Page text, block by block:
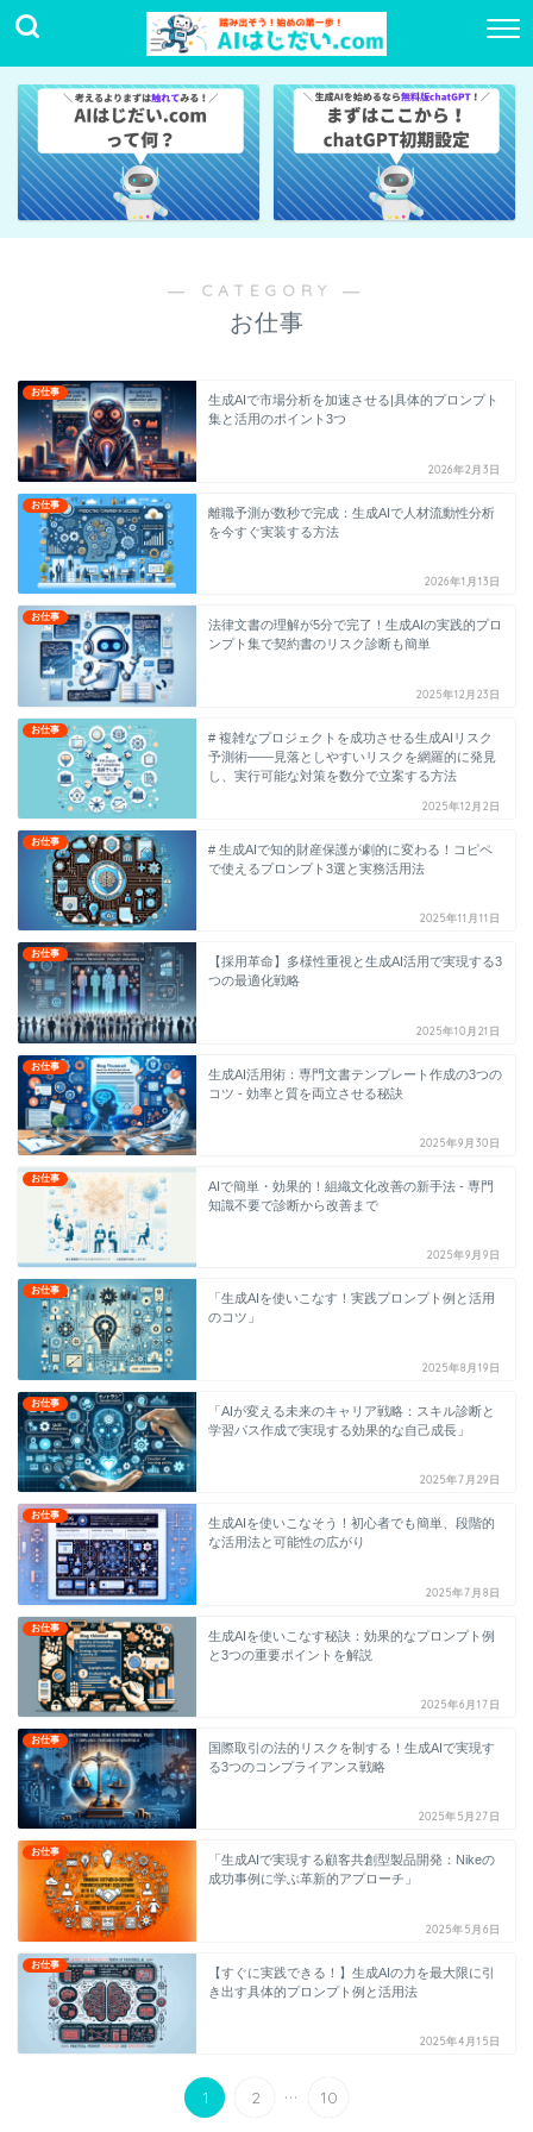
― CATEGORY ―
お仕事
お仕事
生成AIで市場分析を加速させる|具体的プロンプト
集と活用のポイント3つ
2026年2月3日
お仕事
離職予測が数秒で完成：生成AIで人材流動性分析
を今すぐ実装する方法
2026年1月13日
お仕事
法律文書の理解が5分で完了！生成AIの実践的プロ
ンプト集で契約書のリスク診断も簡単
2025年12月23日
お仕事
# 複雑なプロジェクトを成功させる生成AIリスク
予測術——見落としやすいリスクを網羅的に発見
し、実行可能な対策を数分で立案する方法
2025年12月2日
お仕事
# 生成AIで知的財産保護が劇的に変わる！コピペ
で使えるプロンプト3選と実務活用法
2025年11月11日
お仕事
【採用革命】多様性重視と生成AI活用で実現する3
つの最適化戦略
2025年10月21日
お仕事
生成AI活用術：専門文書テンプレート作成の3つの
コツ - 効率と質を両立させる秘訣
2025年9月30日
お仕事
AIで簡単・効果的！組織文化改善の新手法 - 専門
知識不要で診断から改善まで
2025年9月9日
お仕事
「生成AIを使いこなす！実践プロンプト例と活用
のコツ」
2025年8月19日
お仕事
「AIが変える未来のキャリア戦略：スキル診断と
学習パス作成で実現する効果的な自己成長」
2025年7月29日
お仕事
生成AIを使いこなそう！初心者でも簡単、段階的
な活用法と可能性の広がり
2025年7月8日
お仕事
生成AIを使いこなす秘訣：効果的なプロンプト例
と3つの重要ポイントを解説
2025年6月17日
お仕事
国際取引の法的リスクを制する！生成AIで実現す
る3つのコンプライアンス戦略
2025年5月27日
お仕事
「生成AIで実現する顧客共創型製品開発：Nikeの
成功事例に学ぶ革新的アプローチ」
2025年5月6日
お仕事
【すぐに実践できる！】生成AIの力を最大限に引
き出す具体的プロンプト例と活用法
2025年4月15日
1 2 ... 10